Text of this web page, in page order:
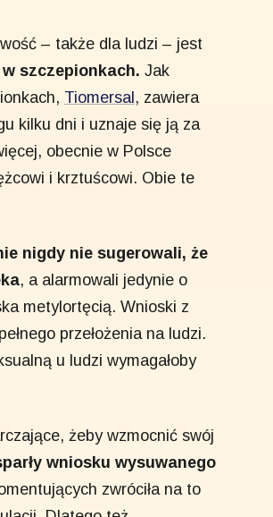
– także dla ludzi – jest
szczepionkach. Jak
Tiomersal , zawiera
kilku dni i uznaje się ją za
obecnie w Polsce
i krztuścowi. Obie te
nigdy nie sugerowali, że
, a alarmowali jedynie o
metylortęcią. Wnioski z
przełożenia na ludzi.
u ludzi wymagałoby
żeby wzmocnić swój
wniosku wysuwanego
zwróciła na to